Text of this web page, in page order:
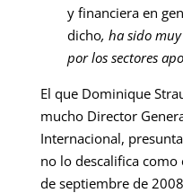
y financiera en
dicho, ha sido
por los sectores
El que Dominique
mucho Director
Internacional,
no lo descalifica
de septiembre de